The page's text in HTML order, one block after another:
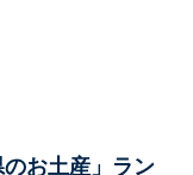
お土産」ラン